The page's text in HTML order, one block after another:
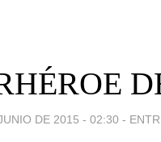
DE 2015 - 02:30 -